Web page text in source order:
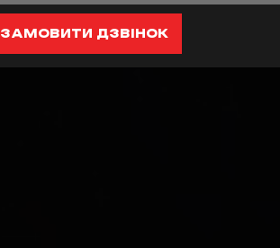
ЗАМОВИТИ ДЗВІНОК